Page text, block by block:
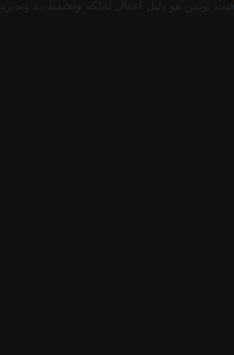
تونس هو دليل أعمال تملكه وتحتفظ به وتديره